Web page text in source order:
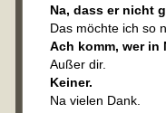
Na, dass er nicht
Das möchte ich so
Ach komm, wer in
Außer dir.
Keiner.
Na vielen Dank.